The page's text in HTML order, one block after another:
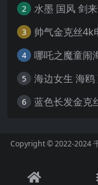
2 水墨 国风 剑
3 帅气金克丝4k
4 哪吒之魔童闹
5 海边女生 海
6 蓝色长发金克
Copyright © 2022-2024